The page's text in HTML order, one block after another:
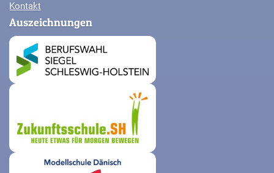
Kontakt
Auszeichnungen